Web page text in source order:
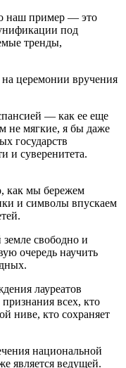
наш пример — это
под
тренды,
— как ее еще
не мягкие, я бы даже
государств
и суверенитета.
как мы бережем
и символы впускаем
свободно и
очередь научить
лауреатов
всех, кто
ниве, кто сохраняет
национальной
является ведущей.